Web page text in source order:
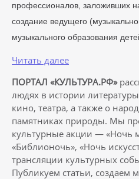
профессионалов, заложивших
создание ведущего
музыкального образования
Читать далее
ПОРТАЛ «КУЛЬТУРА.РФ»
людях в истории
кино, театра, а также о
памятниках природы. Мы
культурные акции — «Ночь
«Библионочь», «Ночь
трансляции культурных
Публикуем статьи, создаем